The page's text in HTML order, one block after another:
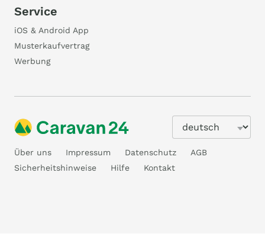
Service
iOS & Android App
Musterkaufvertrag
Werbung
Über uns Impressum Datenschutz
AGB
Sicherheitshinweise
Hilfe Kontakt